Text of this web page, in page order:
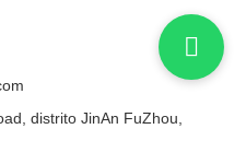
distrito JinAn FuZhou,